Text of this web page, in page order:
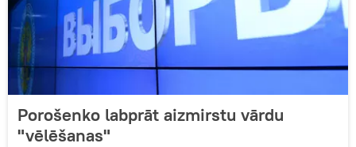
Porošenko labprāt aizmirstu vārdu
"vēlēšanas"